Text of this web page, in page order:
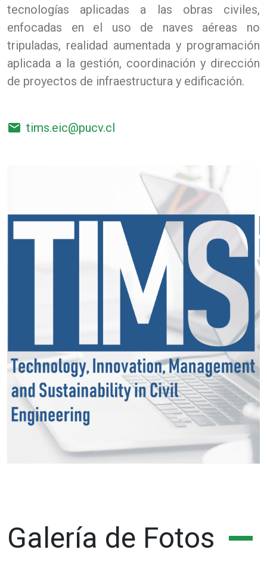
tecnologías aplicadas a las obras civiles,
enfocadas en el uso de naves aéreas no
tripuladas, realidad aumentada y programación
aplicada a la gestión, coordinación y dirección
de proyectos de infraestructura y edificación.
email tims.eic@pucv.cl
Galería de Fotos